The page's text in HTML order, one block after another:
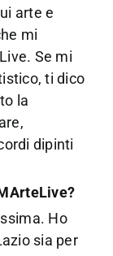
arte e
mi
Se mi
ti dico
la
dipinti
Ho
sia per